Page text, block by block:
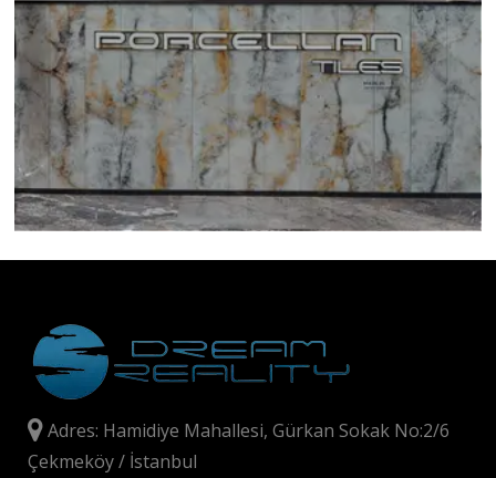
Adres: Hamidiye Mahallesi, Gürkan Sokak No:2/6
Çekmeköy / İstanbul